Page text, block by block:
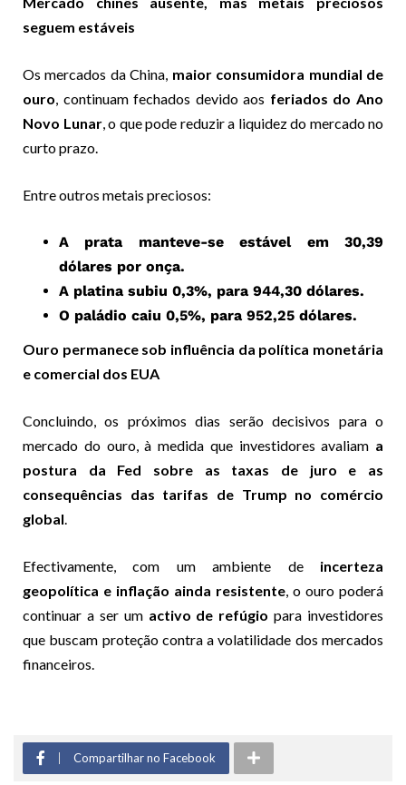
seguem estáveis
Os mercados da China, maior consumidora mundial de
ouro , continuam fechados devido aos feriados do Ano
Novo Lunar, o que pode reduzir a liquidez do mercado no
curto prazo.
Entre outros metais preciosos:
A prata manteve-se estável em 30,39
dólares por onça.
A platina subiu 0,3%, para 944,30 dólares.
O paládio caiu 0,5%, para 952,25 dólares.
Ouro permanece sob influência da política monetária
e comercial dos EUA
Concluindo, os próximos dias serão decisivos para o
mercado do ouro, à medida que investidores avaliam a
postura da Fed sobre as taxas de juro e as
consequências das tarifas de Trump no comércio
global
Efectivamente, com um ambiente de incerteza
geopolítica e inflação ainda resistente , o ouro poderá
continuar a ser um activo de refúgio para investidores
que buscam proteção contra a volatilidade dos mercados
financeiros.
Compartilhar no Facebook